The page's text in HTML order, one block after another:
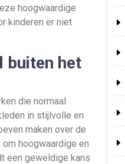
hoogwaardige
kinderen er niet
buiten het
die normaal
in stijlvolle en
maken over de
hoogwaardige en
een geweldige kans